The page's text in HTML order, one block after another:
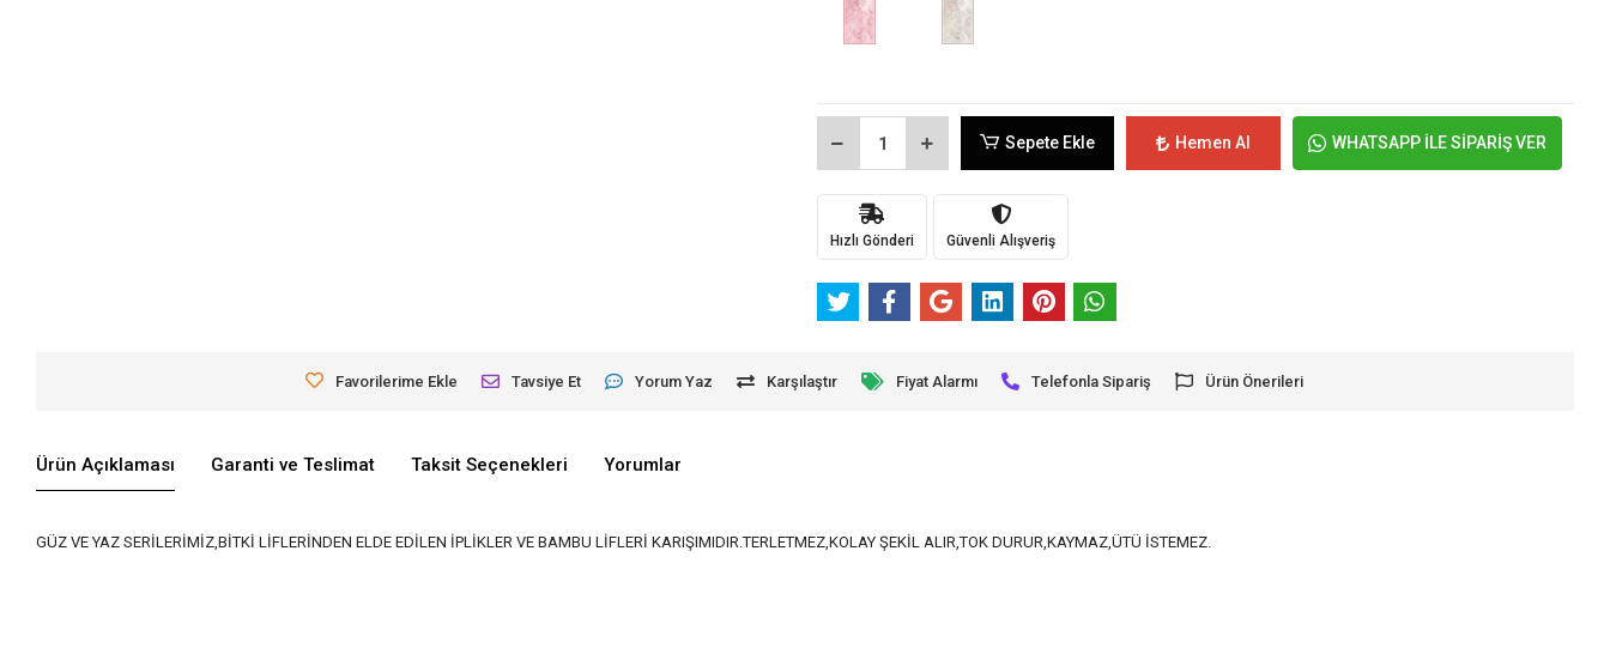
Sepete Ekle Hemen Al WHATSAPP İLE SİPARİŞ VER
Hızlı Gönderi Güvenli Alışveriş
Favorilerime Ekle Tavsiye Et Yorum Yaz Karşılaştır Fiyat Alarmı Telefonla Sipariş Ürün Önerileri
Ürün Açıklaması Garanti ve Teslimat Taksit Seçenekleri Yorumlar
GÜZ VE YAZ SERİLERİMİZ,BİTKİ LİFLERİNDEN ELDE EDİLEN İPLİKLER VE BAMBU LİFLERİ KARIŞIMIDIR.TERLETMEZ,KOLAY ŞEKİL ALIR,TOK DURUR,KAYMAZ,ÜTÜ İSTEMEZ.